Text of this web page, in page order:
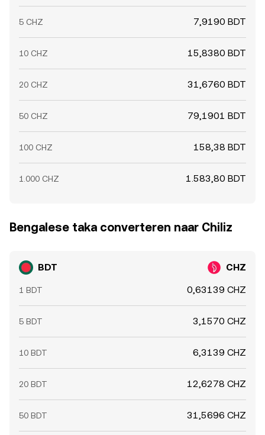
5 CHZ 7,9190 BDT
10 CHZ 15,8380 BDT
20 CHZ 31,6760 BDT
50 CHZ 79,1901 BDT
100 CHZ 158,38 BDT
1.000 CHZ 1.583,80 BDT
Bengalese taka converteren naar Chiliz
BDT CHZ
1 BDT 0,63139 CHZ
5 BDT 3,1570 CHZ
10 BDT 6,3139 CHZ
20 BDT 12,6278 CHZ
50 BDT 31,5696 CHZ